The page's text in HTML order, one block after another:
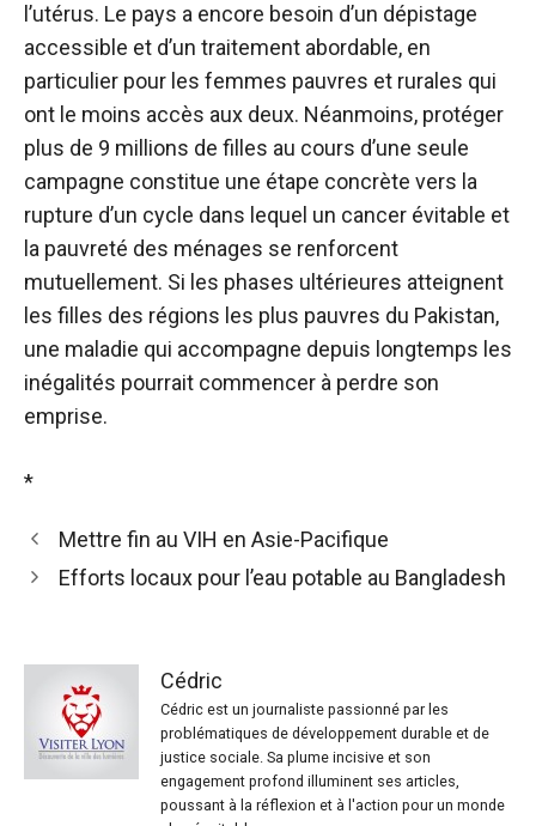
l’utérus. Le pays a encore besoin d’un dépistage
accessible et d’un traitement abordable, en
particulier pour les femmes pauvres et rurales qui
ont le moins accès aux deux. Néanmoins, protéger
plus de 9 millions de filles au cours d’une seule
campagne constitue une étape concrète vers la
rupture d’un cycle dans lequel un cancer évitable et
la pauvreté des ménages se renforcent
mutuellement. Si les phases ultérieures atteignent
les filles des régions les plus pauvres du Pakistan,
une maladie qui accompagne depuis longtemps les
inégalités pourrait commencer à perdre son
emprise.
*
Mettre fin au VIH en Asie-Pacifique
Efforts locaux pour l’eau potable au Bangladesh
Cédric
Cédric est un journaliste passionné par les
problématiques de développement durable et de
justice sociale. Sa plume incisive et son
engagement profond illuminent ses articles,
poussant à la réflexion et à l'action pour un monde